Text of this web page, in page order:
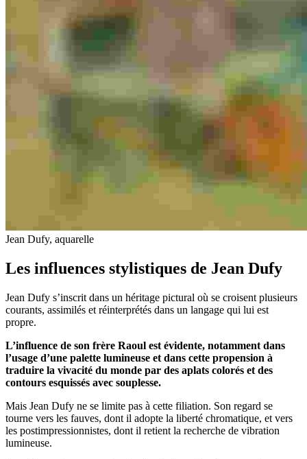
Jean Dufy, aquarelle
Les influences stylistiques de Jean Dufy
Jean Dufy s’inscrit dans un héritage pictural où se croisent plusieurs
courants, assimilés et réinterprétés dans un langage qui lui est
propre.
L’influence de son frère Raoul est évidente, notamment dans
l’usage d’une palette lumineuse et dans cette propension à
traduire la vivacité du monde par des aplats colorés et des
contours esquissés avec souplesse.
Mais Jean Dufy ne se limite pas à cette filiation. Son regard se
tourne vers les fauves, dont il adopte la liberté chromatique, et vers
les postimpressionnistes, dont il retient la recherche de vibration
lumineuse.